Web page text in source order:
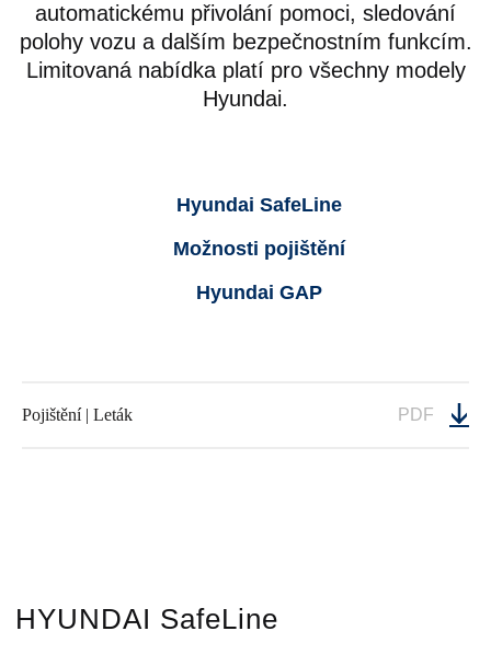
automatickému přivolání pomoci, sledování
polohy vozu a dalším bezpečnostním funkcím.
Limitovaná nabídka platí pro všechny modely
Hyundai.
Hyundai SafeLine
Možnosti pojištění
Hyundai GAP
Pojištění | Leták PDF
HYUNDAI SafeLine